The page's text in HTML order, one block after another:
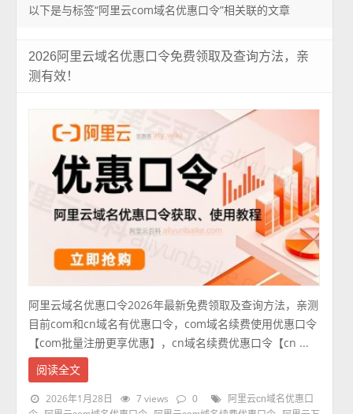
以下是与标签“阿里云com域名优惠口令”相关联的文章
2026阿里云域名优惠口令免费领取及查询方法，亲
测有效！
阿里云域名优惠口令2026年最新免费领取及查询方法，亲测
目前com和cn域名有优惠口令，com域名续费使用优惠口令
【com批量注册更享优惠】，cn域名续费优惠口令【cn ...
阅读全文
2026年1月28日 7 views 0
阿里云cn域名优惠口